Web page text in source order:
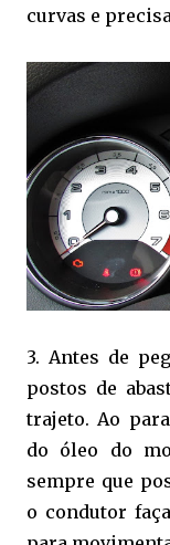
curvas e
3. Antes de
postos de
trajeto. Ao
do óleo do
sempre que
o condutor